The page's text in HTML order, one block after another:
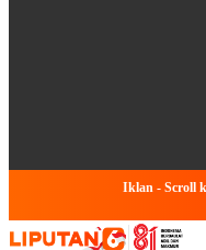
Iklan - Scroll